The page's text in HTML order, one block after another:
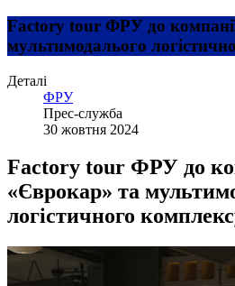
Factory tour ФРУ до
мультимодалього
Деталі
ФРУ
Прес-служба
30 жовтня 2024
Factory tour ФРУ до
«Єврокар» та
логістичного